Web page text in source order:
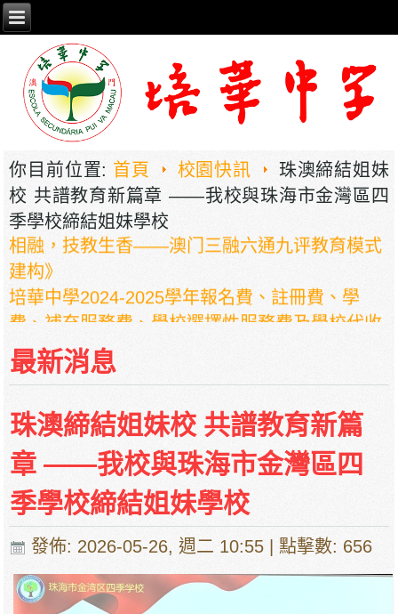
你目前位置: 首頁 校園快訊
珠澳締結姐妹
校 共譜教育新篇章 ——我校與珠海市金灣區四
季學校締結姐妹學校
2026年职业教育国家教学成果奖申报——《普职
相融，技教生香——澳门三融六通九评教育模式
建构》
培華中學2024-2025學年報名費、註冊費、學
費、補充服務費、學校選擇性服務費及學校代收
培華中學收費項目一覽表
停課通知
最新消息
珠澳締結姐妹校 共譜教育新篇
章 ——我校與珠海市金灣區四
季學校締結姐妹學校
發佈: 2026-05-26, 週二 10:55 | 點擊數: 656